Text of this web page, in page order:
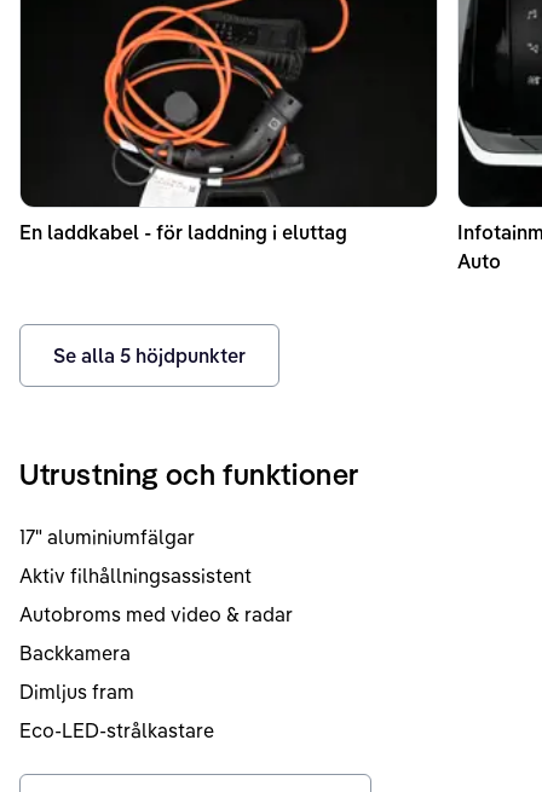
En laddkabel - för laddning i eluttag
Auto
Se alla 5 höjdpunkter
Utrustning och funktioner
17" aluminiumfälgar
Aktiv filhållningsassistent
Autobroms med video & radar
Backkamera
Dimljus fram
Eco-LED-strålkastare